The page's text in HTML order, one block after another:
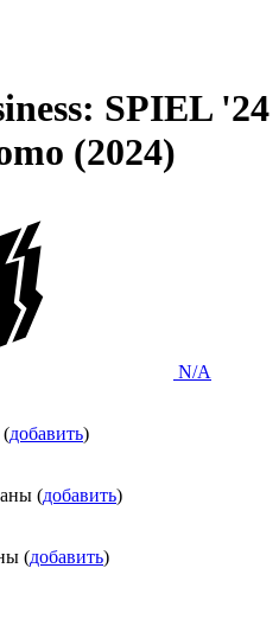
SPIEL '24
(2024)
N/A
(добавить)
(добавить)
(добавить)